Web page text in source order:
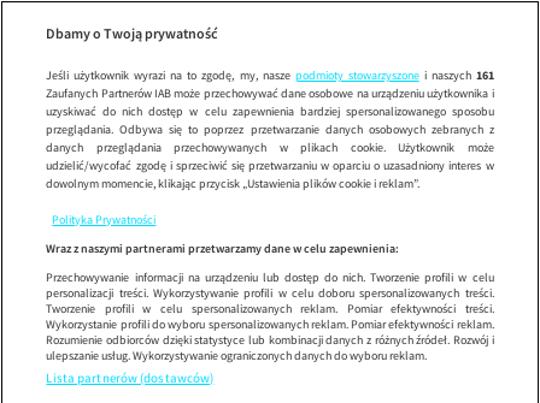
Wypróbuj aplikację mobilną
Korzystaj z łatwiejszej nawigacji i ciesz się szybszym
Dbamy o Twoją prywatność
Jeśli użytkownik wyrazi na to zgodę, my, nasze podmioty stowarzyszonei naszych 161
Zaufanych Partnerów IAB może przechowywać dane osobowe na urządzeniu użytkownika i
uzyskiwać do nich dostęp w celu zapewnienia bardziej spersonalizowanego sposobu
przeglądania. Odbywa się to poprzez przetwarzanie danych osobowych zebranych z
danych przeglądania przechowywanych w plikach cookie. Użytkownik może
udzielić/wycofać zgodę i sprzeciwić się przetwarzaniu w oparciu o uzasadniony interes w
dowolnym momencie, klikając przycisk „Ustawienia plików cookie i reklam”.
Polityka Prywatności
Wraz z naszymi partnerami przetwarzamy dane w celu zapewnienia:
Przechowywanie informacji na urządzeniu lub dostęp do nich. Tworzenie profili w celu
personalizacji treści. Wykorzystywanie profili w celu doboru spersonalizowanych treści.
Tworzenie profili w celu spersonalizowanych reklam. Pomiar efektywności treści.
Wykorzystanie profili do wyboru spersonalizowanych reklam. Pomiar efektywności reklam.
Rozumienie odbiorców dzięki statystyce lub kombinacji danych z różnych źródeł. Rozwój i
ulepszanie usług. Wykorzystywanie ograniczonych danych do wyboru reklam.
Lista partnerów (dostawców)